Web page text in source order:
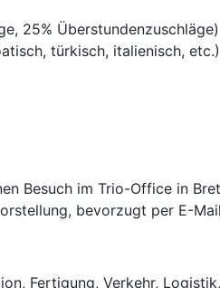
25% Überstundenzuschläge)
türkisch, italienisch,
Besuch im Trio-Office in
bevorzugt per E-
Fertigung, Verkehr,